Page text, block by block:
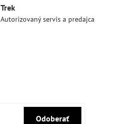
Trek
Autorizovaný servis a predajca
Odoberať